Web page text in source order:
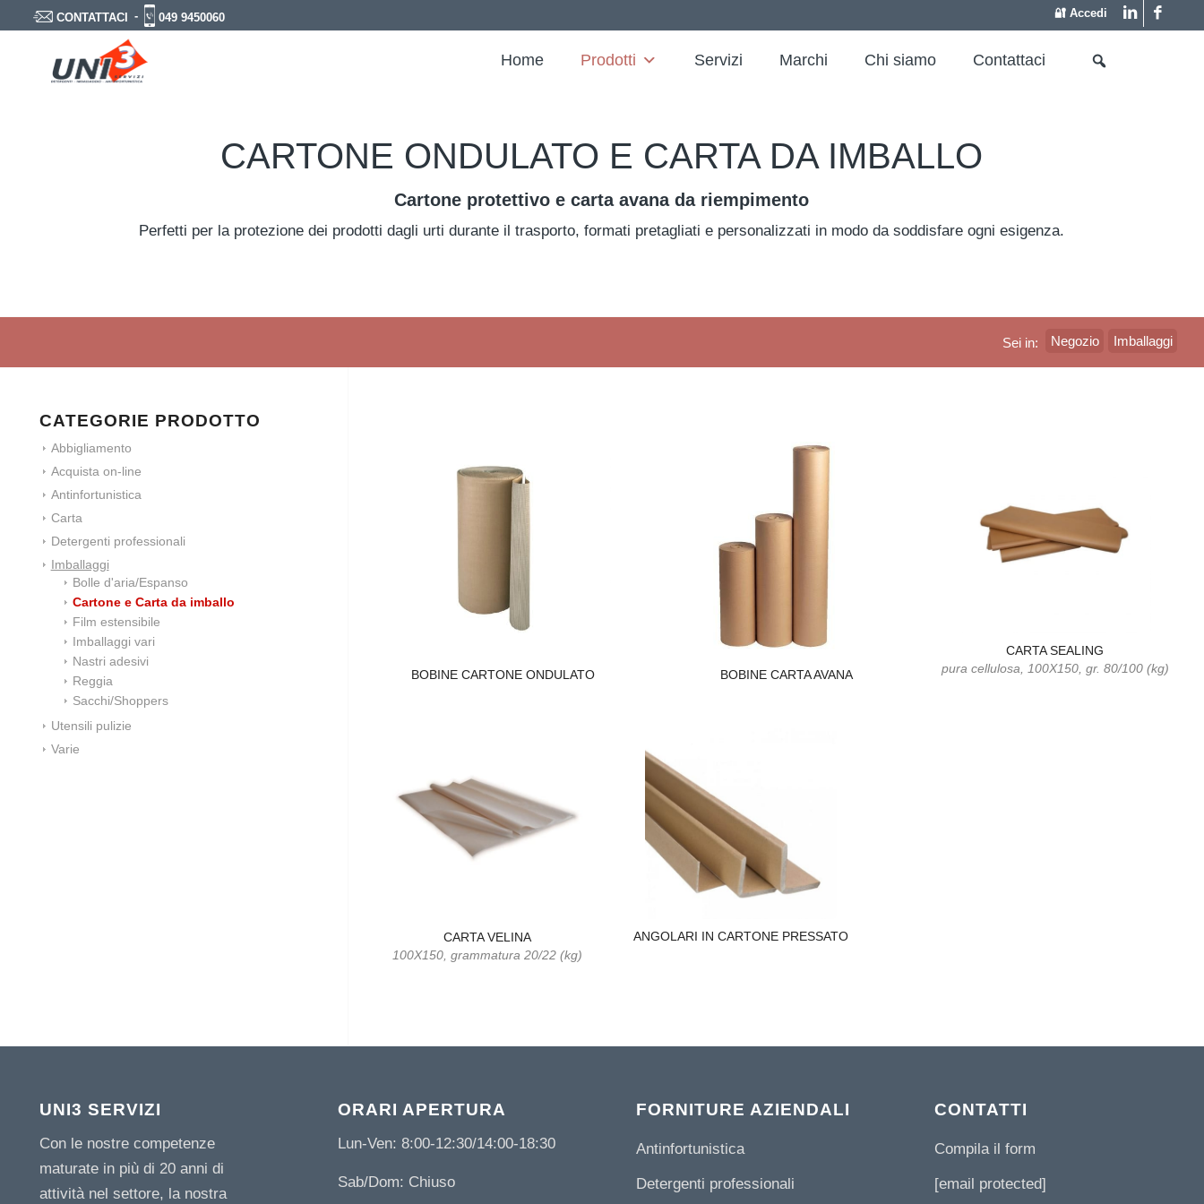
🔐 Accedi
CONTATTACI - 049 9450060
Home Prodotti Servizi Marchi Chi siamo Contattaci
CARTONE ONDULATO E CARTA DA IMBALLO
Cartone protettivo e carta avana da riempimento
Perfetti per la protezione dei prodotti dagli urti durante il trasporto, formati pretagliati e personalizzati in modo da soddisfare ogni esigenza.
Sei in: Negozio Imballaggi
BOBINE CARTONE ONDULATO BOBINE CARTA AVANA
CARTA SEALING
pura cellulosa, 100X150, gr. 80/100 (kg)
CARTA VELINA
100X150, grammatura 20/22 (kg)
ANGOLARI IN CARTONE PRESSATO
CATEGORIE PRODOTTO
Abbigliamento
Acquista on-line
Antinfortunistica
Carta
Detergenti professionali
Imballaggi
Bolle d'aria/Espanso
Cartone e Carta da imballo
Film estensibile
Imballaggi vari
Nastri adesivi
Reggia
Sacchi/Shoppers
Utensili pulizie
Varie
UNI3 SERVIZI
Con le nostre competenze
maturate in più di 20 anni di
attività nel settore, la nostra
ORARI APERTURA
Lun-Ven: 8:00-12:30/14:00-18:30
Sab/Dom: Chiuso
FORNITURE AZIENDALI
Antinfortunistica
Detergenti professionali
CONTATTI
Compila il form
[email protected]